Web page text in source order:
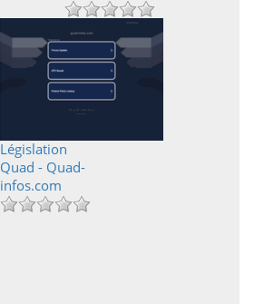
Législation
Quad - Quad-
infos.com